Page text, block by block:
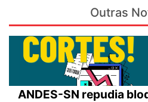
Outras
ANDES-SN repudia